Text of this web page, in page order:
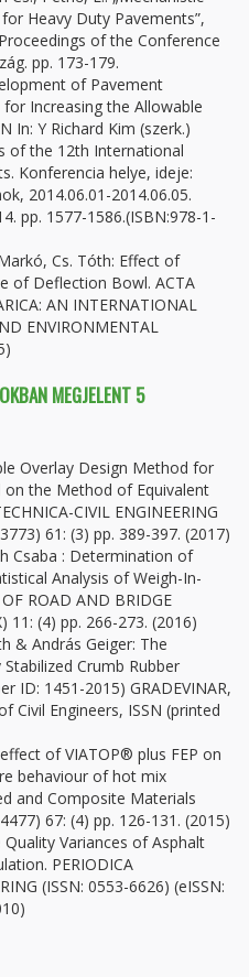
Heavy Duty Pavements”,
of the Conference
pp. 173-179.
of Pavement
Increasing the Allowable
In: Y Richard Kim (szerk.)
of the 12th International
Konferencia helye, ideje:
2014.06.01-2014.06.05.
pp. 1577-1586.(ISBN:978-1-
Cs. Tóth: Effect of
of Deflection Bowl. ACTA
AN INTERNATIONAL
ENVIRONMENTAL
MEGJELENT 5
Overlay Design Method for
on the Method of Equivalent
CIVIL ENGINEERING
61: (3) pp. 389-397. (2017)
Csaba : Determination of
Analysis of Weigh-In-
ROAD AND BRIDGE
11: (4) pp. 266-273. (2016)
& András Geiger: The
Crumb Rubber
ID: 1451-2015) GRADEVINAR,
Civil Engineers, ISSN (printed
of VIATOP® plus FEP on
behaviour of hot mix
and Composite Materials
67: (4) pp. 126-131. (2015)
Variances of Asphalt
PERIODICA
(ISSN: 0553-6626) (eISSN: